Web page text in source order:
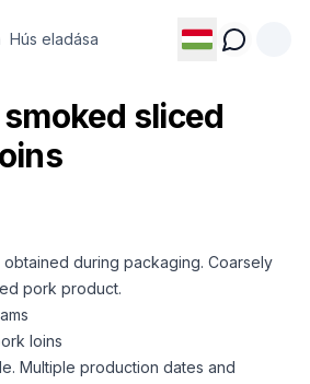
Hús eladása
sliced
during packaging. Coarsely
pork product.
loins
Multiple production dates and